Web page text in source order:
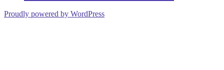
Proudly powered by WordPress